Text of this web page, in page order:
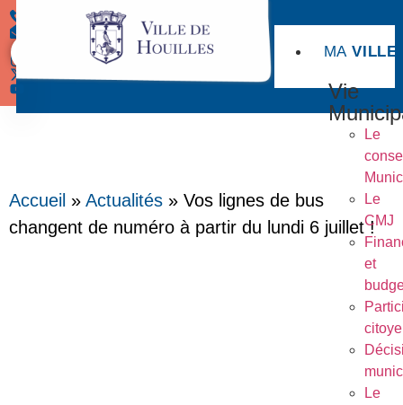
Démarches MAVILLE
Vie
Le
Le
CMJ
et
Le
Accueil » Actualités » Vos lignes de bus
changent de numéro à partir du lundi 6 juillet !